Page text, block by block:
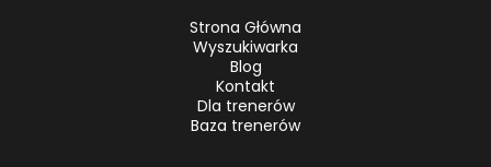
Strona Główna
Wyszukiwarka
Blog
Kontakt
Dla trenerów
Baza trenerów